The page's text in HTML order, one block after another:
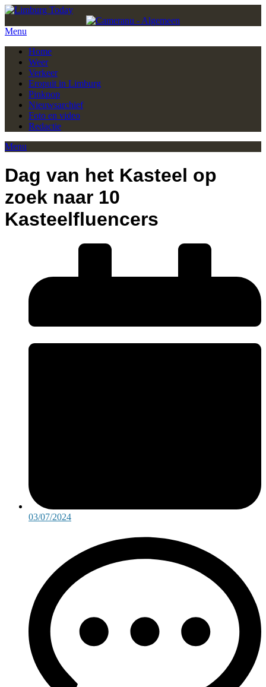
Menu
Home
Weer
Verkeer
Eropuit in Limburg
Pinkpop
Nieuwsarchief
Foto en video
Redactie
Menu
Dag van het Kasteel op
zoek naar 10
Kasteelfluencers
03/07/2024